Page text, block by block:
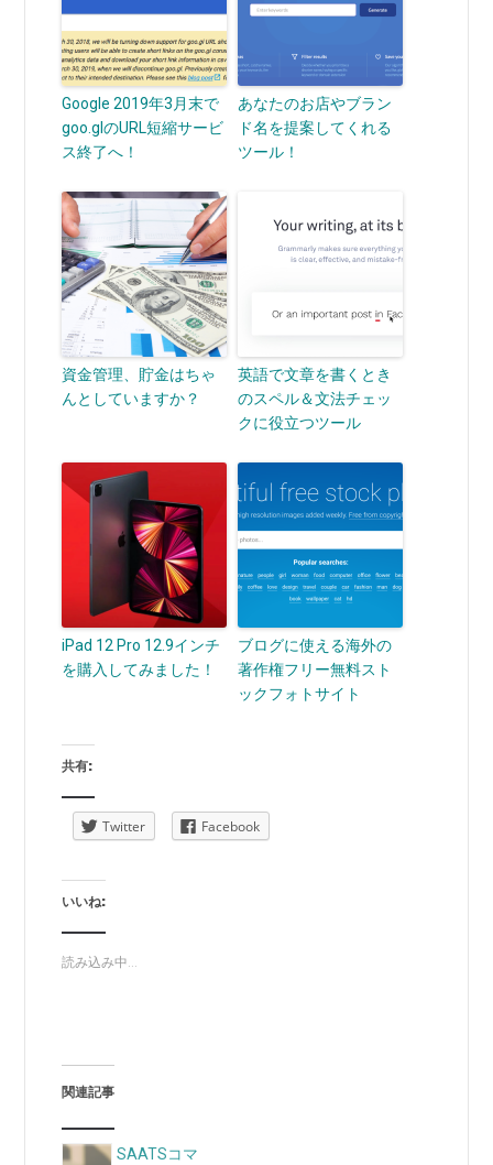
Google 2019年3月末で
goo.glのURL短縮サービ
ス終了へ！
あなたのお店やブラン
ド名を提案してくれる
ツール！
資金管理、貯金はちゃ
んとしていますか？
英語で文章を書くとき
のスペル＆文法チェッ
クに役立つツール
iPad 12 Pro 12.9インチ
を購入してみました！
ブログに使える海外の
著作権フリー無料スト
ックフォトサイト
共有:
Twitter Facebook
いいね:
読み込み中...
関連記事
SAATSコマ